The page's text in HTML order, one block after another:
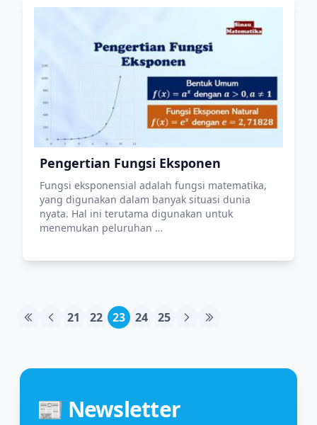
Pengertian Fungsi Eksponen
Fungsi eksponensial adalah fungsi matematika,
yang digunakan dalam banyak situasi dunia
nyata. Hal ini terutama digunakan untuk
menemukan peluruhan …
21 22 23 24 25
📰 Newsletter